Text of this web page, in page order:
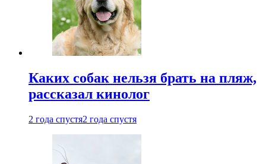
Каких собак нельзя брать на пляж,
рассказал кинолог
2 года спустя2 года спустя